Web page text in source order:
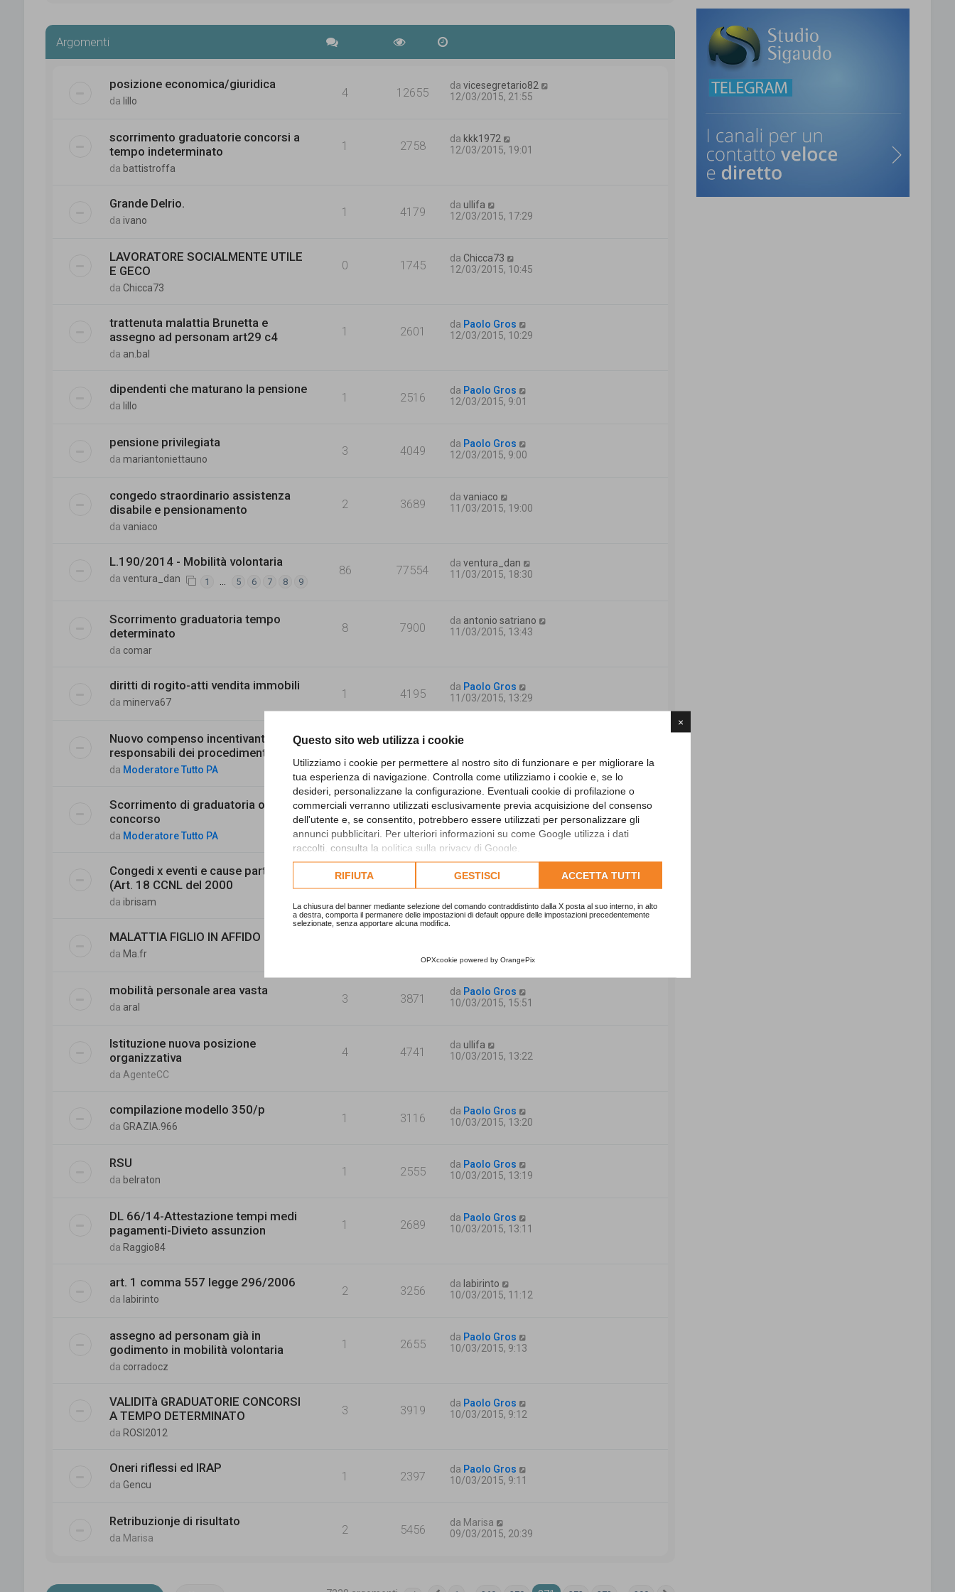
×
Questo sito web utilizza i cookie
Utilizziamo i cookie per permettere al nostro sito di funzionare e per migliorare la
tua esperienza di navigazione. Controlla come utilizziamo i cookie e, se lo
desideri, personalizzane la configurazione. Eventuali cookie di profilazione o
commerciali verranno utilizzati esclusivamente previa acquisizione del consenso
dell'utente e, se consentito, potrebbero essere utilizzati per personalizzare gli
annunci pubblicitari. Per ulteriori informazioni su come Google utilizza i dati
raccolti, consulta la politica sulla privacy di Google
Consulta l'informativa cookie completa.
RIFIUTA GESTISCI ACCETTA TUTTI
La chiusura del banner mediante selezione del comando contraddistinto dalla X posta al suo interno, in alto
a destra, comporta il permanere delle impostazioni di default oppure delle impostazioni precedentemente
selezionate, senza apportare alcuna modifica.
OPXcookie powered by OrangePix
Argomenti
posizione economica/giuridica
da lillo
4 12655 davicesegretario82
12/03/2015, 21:55
scorrimento graduatorie concorsi a
tempo indeterminato
da battistroffa
1 2758 da kkk1972
12/03/2015, 19:01
Grande Delrio.
da ivano
1 4179 da ullifa
12/03/2015, 17:29
LAVORATORE SOCIALMENTE UTILE
E GECO
da Chicca73
0 1745 da Chicca73
12/03/2015, 10:45
trattenuta malattia Brunetta e
assegno ad personam art29 c4
da an.bal
1 2601 da Paolo Gros
12/03/2015, 10:29
dipendenti che maturano la pensione
da lillo
1 2516 da Paolo Gros
12/03/2015, 9:01
pensione privilegiata
da mariantoniettauno
3 4049 da Paolo Gros
12/03/2015, 9:00
congedo straordinario assistenza
disabile e pensionamento
da vaniaco
2 3689 davaniaco
11/03/2015, 19:00
L.190/2014 - Mobilità volontaria
da ventura_dan 1 5 6 7 8 9
86 77554 daventura_dan
11/03/2015, 18:30
Scorrimento graduatoria tempo
determinato
da comar
8 7900 da antonio satriano
11/03/2015, 13:43
diritti di rogito-atti vendita immobili
da minerva67
1 4195 da Paolo Gros
11/03/2015, 13:29
Nuovo compenso incentivante ai
responsabili dei procedimenti
da Moderatore Tutto PA
0 2055 daModeratore Tutto PA
Scorrimento di graduatoria o nuovo
concorso
da Moderatore Tutto PA
0 1869 daModeratore Tutto PA
11/03/2015, 10:23
Congedi x eventi e cause particolari
(Art. 18 CCNL del 2000
da ibrisam
2 daibrisam
MALATTIA FIGLIO IN AFFIDO
da Ma.fr
mobilità personale area vasta
da aral
3 3871 da Paolo Gros
10/03/2015, 15:51
Istituzione nuova posizione
organizzativa
da AgenteCC
4 4741 da ullifa
10/03/2015, 13:22
compilazione modello 350/p
da GRAZIA.966
1 3116 da Paolo Gros
10/03/2015, 13:20
RSU
da belraton
1 2555 da Paolo Gros
10/03/2015, 13:19
DL 66/14-Attestazione tempi medi
pagamenti-Divieto assunzion
da Raggio84
1 2689 da Paolo Gros
10/03/2015, 13:11
art. 1 comma 557 legge 296/2006
da labirinto
2 3256 da labirinto
10/03/2015, 11:12
assegno ad personam già in
godimento in mobilità volontaria
da corradocz
1 2655 da Paolo Gros
10/03/2015, 9:13
VALIDITà GRADUATORIE CONCORSI
A TEMPO DETERMINATO
da ROSI2012
3 3919 da Paolo Gros
10/03/2015, 9:12
Oneri riflessi ed IRAP
da Gencu
1 2397 da Paolo Gros
10/03/2015, 9:11
Retribuzionje di risultato
da Marisa
2 5456 da Marisa
09/03/2015, 20:39